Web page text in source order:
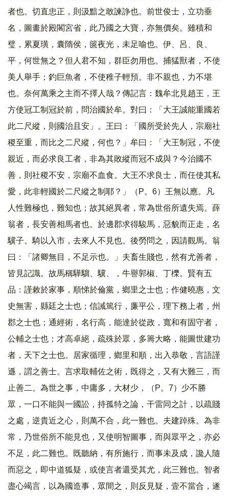
者也。切直忠正，則汲黯之敢諫諍也。前世俊士，立功垂
名，圖畫於殿閣宮省，此乃國之大寶，亦無價矣。雖積和
璧，累夏璜，囊隋侯，篋夜光，未足喻也。伊、呂、良、
平，何世無之？但人君不知，群臣勿用也。捕猛獸者，不使
美人舉手；釣巨魚者，不使稚子輕預。非不親也，力不堪
也。奈何萬乘之主而不擇人哉？傳記言：魏牟北見趙王，王
方使冠工制冠於前，問治國於牟。對曰：「大王誠能重國若
此二尺縱，則國治且安」。王曰：「國所受於先人，宗廟社
稷至重，而比之二尺縱，何也？」牟曰：「大王制冠，不使
親近，而必求良工者，非為其敗縱而冠不成與？今治國不
善，則社稷不安，宗廟不血食。大王不求良士，而任使其私
愛，此非輕國於二尺縱之制耶？」（P。6）王無以應。凡
人性難極也，難知也；故其絕異者，常為世俗所遺失焉。薛
翁者，長安善相馬者也。於邊郡求得駿馬，惡貌而正走，名
驥子。騎以入市，去來人不見也。後勞問之，因請觀馬。翁
曰：「諸卿無目，不足示也。」夫畜生賤也，然有尤善者，
皆見記識。故馬稱驊騮、驥、，牛譽郭椒、丁櫟。賢有五
品：謹敕於家事，順悌於倫黨，鄉里之士也；作健曉惠，文
史無害，縣廷之士也；信誡篤行，廉平公，理下務上者，州
郡之士也；通經術，名行高，能達於從政，寬和有固守者，
公輔之士也；才高卓絕，疏殊於眾，多籌大略，能圖世建功
者，天下之士也。居家循理，鄉里和順，出入恭敬，言語謹
遜，謂之善士。言求取輔佐之術，既得之，又有大難三，而
止善二。為世之事，中庸多，大材少，（P。7）少不勝
眾，一口不能與一國訟，持孤特之論，干雷同之計，以疏賤
之處，逆貴近之心，則萬不合，此一難也。夫建踔殊。為非
常，乃世俗所不能見也，又使明智圖事，而與眾平之，亦必
不足，此二難也。既聽納，有所施行，而事未及成，讒人隨
而惡之，即中道狐疑，或使言者還受其尤，此三難也。智者
盡心竭言，以為國造事，眾間之，則反見疑，壹不當合，遂